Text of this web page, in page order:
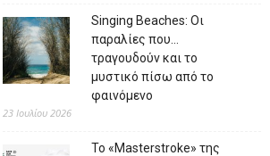
Singing Beaches: Οι
παραλίες που…
τραγουδούν και το
μυστικό πίσω από το
φαινόμενο
23 Ιουλίου 2026
Το «Masterstroke» της